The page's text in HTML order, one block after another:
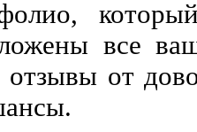
все
от